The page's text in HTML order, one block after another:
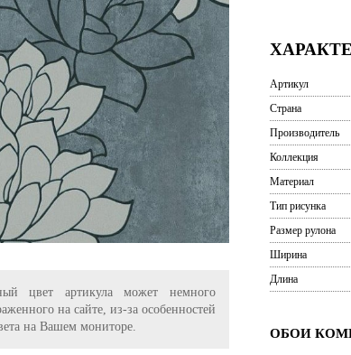
цвет артикула может немного
на сайте, из-за особенностей
на Вашем мониторе.
Артикул
Страна
Производитель
Коллекция
Материал
Тип рисунка
Размер рулона
Ширина
Длина
ОБОИ